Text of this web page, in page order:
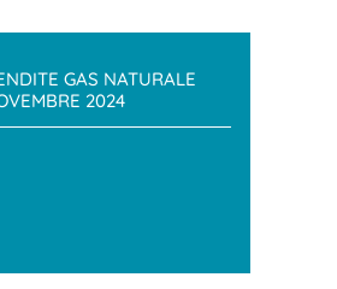
GAS NATURALE
2024